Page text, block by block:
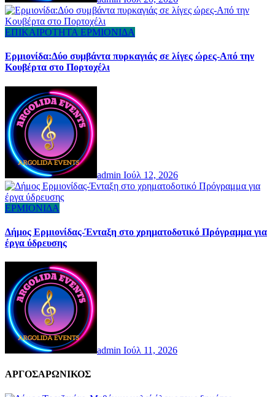
ΕΠΙΚΑΙΡΟΤΗΤΑ ΕΡΜΙΟΝΙΔΑ
Ερμιονίδα:Δύο συμβάντα πυρκαγιάς σε λίγες ώρες-Από την
Κουβέρτα στο Πορτοχέλι
admin Ιούλ 12, 2026
ΕΡΜΙΟΝΙΔΑ
Δήμος Ερμιονίδας-Ένταξη στο χρηματοδοτικό Πρόγραμμα για
έργα ύδρευσης
admin Ιούλ 11, 2026
AΡΓΟΣΑΡΩΝΙΚΟΣ